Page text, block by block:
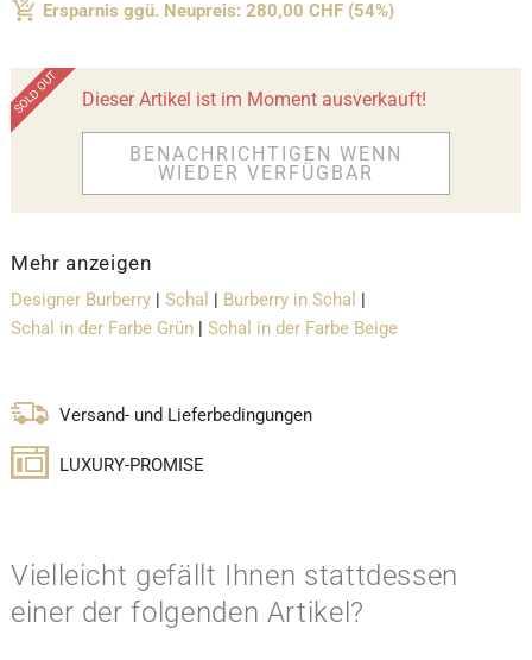
Ersparnis ggü. Neupreis: 280,00 CHF (54%)
Dieser Artikel ist im Moment ausverkauft!
BENACHRICHTIGEN WENN
WIEDER VERFÜGBAR
Mehr anzeigen
Designer Burberry Schal Burberry in Schal
Schal in der Farbe Grün
Schal in der Farbe Beige
Versand- und Lieferbedingungen
LUXURY-PROMISE
Vielleicht gefällt Ihnen stattdessen
einer der folgenden Artikel?